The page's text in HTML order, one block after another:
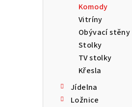
Komody
Vitríny
Obývací stěny
Stolky
TV stolky
Křesla
Jídelna
Ložnice